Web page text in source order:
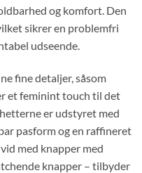
og komfort. Den
sikrer en problemfri
udseende.
fine detaljer, såsom
et feminint touch til det
er udstyret med
pasform og en raffineret
med knapper med
knapper – tilbyder